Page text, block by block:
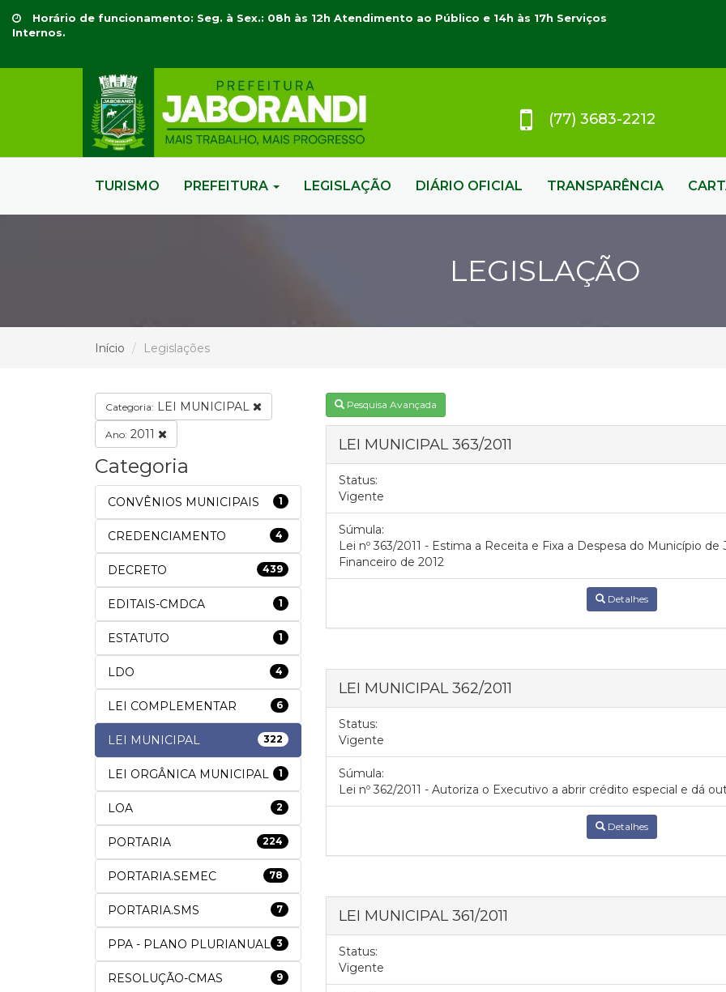
Horário de funcionamento: Seg. à Sex.: 08h às 12h Atendimento ao Público e 14h às 17h Serviços
Internos.
(77) 3683-2212
TURISMO PREFEITURA LEGISLAÇÃO DIÁRIO OFICIAL TRANSPARÊNCIA
LEGISLAÇÃO
Início Legislações
Categoria: LEI MUNICIPAL
Ano: 2011
Categoria
CONVÊNIOS MUNICIPAIS 1
CREDENCIAMENTO 4
DECRETO 439
EDITAIS-CMDCA 1
ESTATUTO 1
LDO 4
LEI COMPLEMENTAR 6
LEI MUNICIPAL 322
LEI ORGÂNICA MUNICIPAL 1
LOA 2
PORTARIA 224
PORTARIA.SEMEC 78
PORTARIA.SMS 7
PPA - PLANO PLURIANUAL 3
RESOLUÇÃO-CMAS 9
Pesquisa Avançada
LEI MUNICIPAL 363/2011
Status:
Vigente
Súmula:
Lei nº 363/2011 - Estima a Receita e Fixa a Despesa do Município de
Financeiro de 2012
Detalhes
LEI MUNICIPAL 362/2011
Status:
Vigente
Súmula:
Lei nº 362/2011 - Autoriza o Executivo a abrir crédito especial e dá
Detalhes
LEI MUNICIPAL 361/2011
Status:
Vigente